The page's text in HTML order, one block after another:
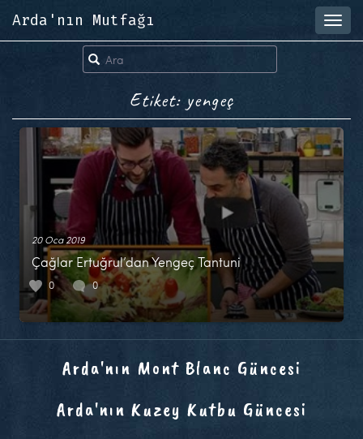
Arda'nın Mutfağı
Etiket: yengeç
20 Oca 2019
Çağlar Ertuğrul’dan Yengeç Tantuni
0 0
Arda'nın Mont Blanc Güncesi
Arda'nın Kuzey Kutbu Güncesi